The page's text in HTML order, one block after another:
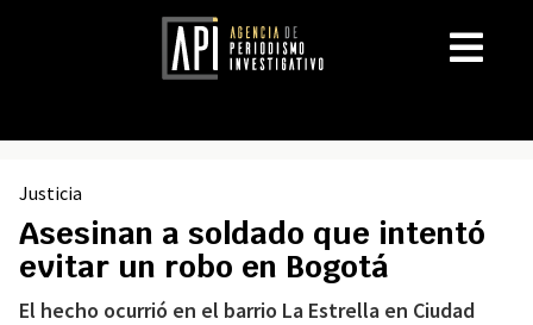
Justicia
Asesinan a soldado que intentó
evitar un robo en Bogotá
El hecho ocurrió en el barrio La Estrella en Ciudad